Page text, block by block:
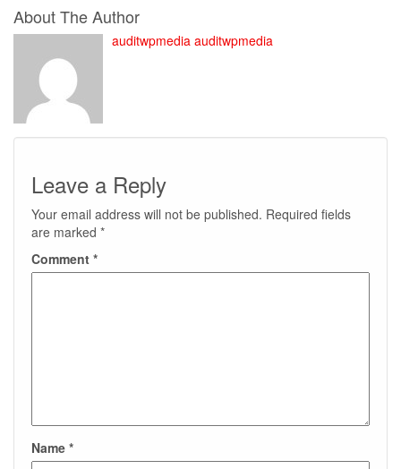
About The Author
auditwpmedia auditwpmedia
Leave a Reply
Your email address will not be published. Required fields
are marked *
Comment *
Name *